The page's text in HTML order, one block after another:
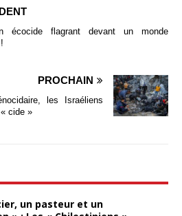
écocide flagrant devant un monde
PROCHAIN
les Israéliens
cide »
un pasteur et un